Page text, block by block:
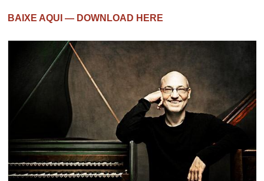
BAIXE AQUI — DOWNLOAD HERE